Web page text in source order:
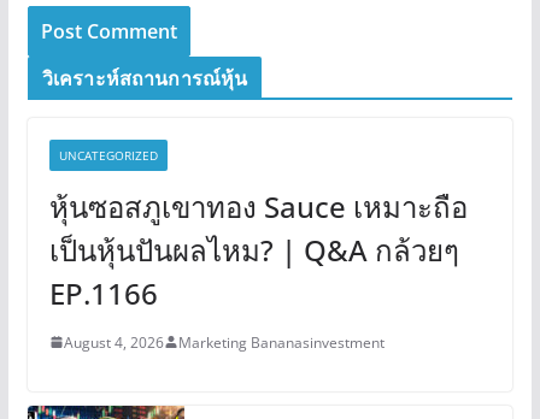
วิเคราะห์สถานการณ์หุ้น
UNCATEGORIZED
หุ้นซอสภูเขาทอง Sauce เหมาะถือ
เป็นหุ้นปันผลไหม? | Q&A กล้วยๆ
EP.1166
August 4, 2026 Marketing Bananasinvestment